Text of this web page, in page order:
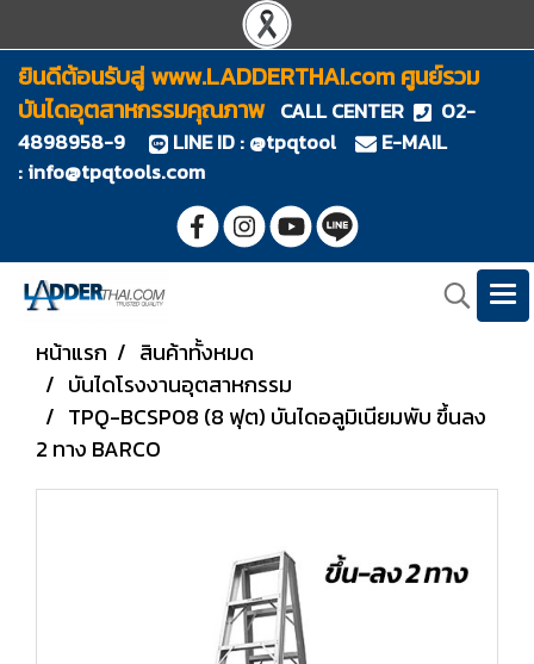
ยินดีต้อนรับสู่ www.LADDERTHAI.com ศูนย์รวม
บันไดอุตสาหกรรมคุณภาพ CALL CENTER
02-
4898958-9
LINE ID : @tpqtool
E-MAIL
:info@tpqtools.com
หน้าแรก
สินค้าทั้งหมด
บันไดโรงงานอุตสาหกรรม
TPQ-BCSP08 (8 ฟุต) บันไดอลูมิเนียมพับ ขึ้นลง
2 ทาง BARCO